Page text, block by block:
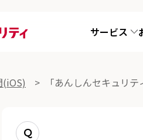
ィ サービス
(iOS) 「あんしんセキュリ
Q